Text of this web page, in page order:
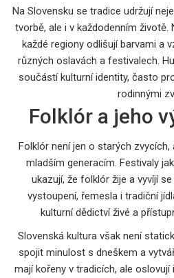
Na Slovensku se tradice udržují
tvorbě, ale i v každodenním životě.
každé regiony odlišují barvami a
různých oslavách a festivalech.
součástí kulturní identity, často
rodinnými
Folklór a jeho
Folklór není jen o starých
mladším generacím. Festivaly
ukazují, že folklór žije a vyvíjí
vystoupení, řemesla i tradiční
kulturní dědictví živé a
Slovenská kultura však není
spojit minulost s dneškem a
mají kořeny v tradicích, ale oslovují